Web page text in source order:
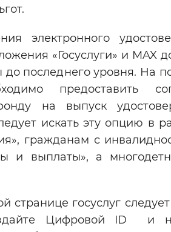
стандартные настройки
электронного
«Госуслуги» и MAX
последнего уровня. На
предоставить
на выпуск
искать эту опцию в
гражданам с
и выплаты», а
странице госуслуг
Цифровой ID и